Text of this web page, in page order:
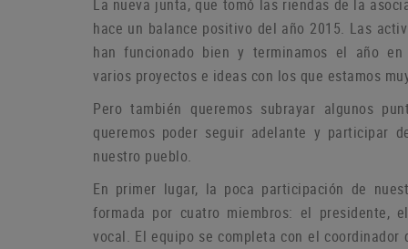
La nueva junta, que tomó las riendas de la
hace un balance positivo del año 2015. Las
han funcionado bien y terminamos el año
varios proyectos e ideas con los que estamos
Pero también queremos subrayar algunos
queremos poder seguir adelante y participar
nuestro pueblo.
En primer lugar, la poca participación de
formada por cuatro miembros: el presidente,
vocal. El equipo se completa con el